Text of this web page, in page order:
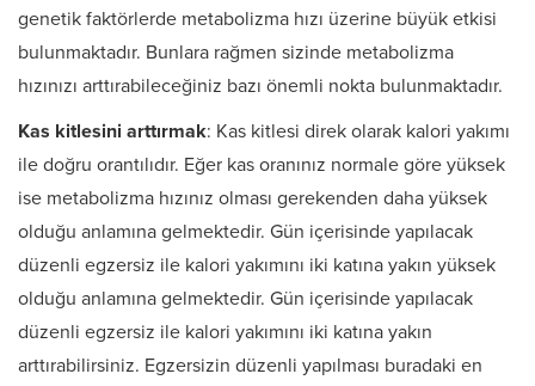
genetik faktörlerde metabolizma hızı üzerine büyük etkisi
bulunmaktadır. Bunlara rağmen sizinde metabolizma
hızınızı arttırabileceğiniz bazı önemli nokta bulunmaktadır.
Kas kitlesini arttırmak: Kas kitlesi direk olarak kalori yakımı
ile doğru orantılıdır. Eğer kas oranınız normale göre yüksek
ise metabolizma hızınız olması gerekenden daha yüksek
olduğu anlamına gelmektedir. Gün içerisinde yapılacak
düzenli egzersiz ile kalori yakımını iki katına yakın yüksek
olduğu anlamına gelmektedir. Gün içerisinde yapılacak
düzenli egzersiz ile kalori yakımını iki katına yakın
arttırabilirsiniz. Egzersizin düzenli yapılması buradaki en